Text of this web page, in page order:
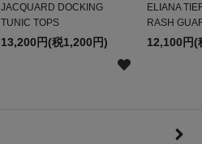
JACQUARD DOCKING
TUNIC TOPS
13,200円(税1,200円)
ELIANA
RASH
12,100円(